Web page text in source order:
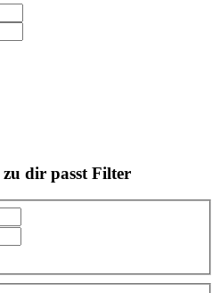
dir passt Filter